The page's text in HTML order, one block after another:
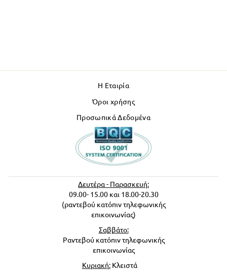
Η Εταιρία
Όροι χρήσης
Προσωπικά Δεδομένα
Δευτέρα - Παρασκευή:
09.00- 15.00 και 18.00-20.30
(ραντεβού κατόπιν τηλεφωνικής
επικοινωνίας)
Σαββάτο:
Ραντεβού κατόπιν τηλεφωνικής
επικοινωνίας
Κυριακή: Κλειστά